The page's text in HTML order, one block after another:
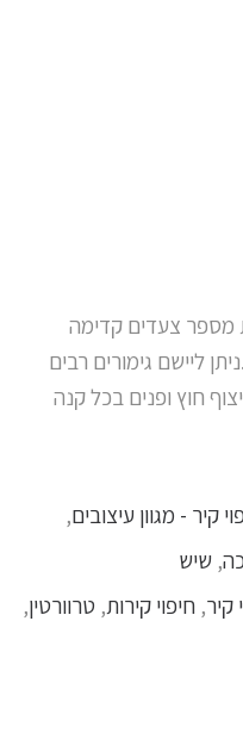
מספר צעדים קדימה
ליישם גימורים רבים
חוץ ופנים בכל קנה
קיר - מגוון עיצובים,
, שיש
קיר, חיפוי קירות, טרוורטין,